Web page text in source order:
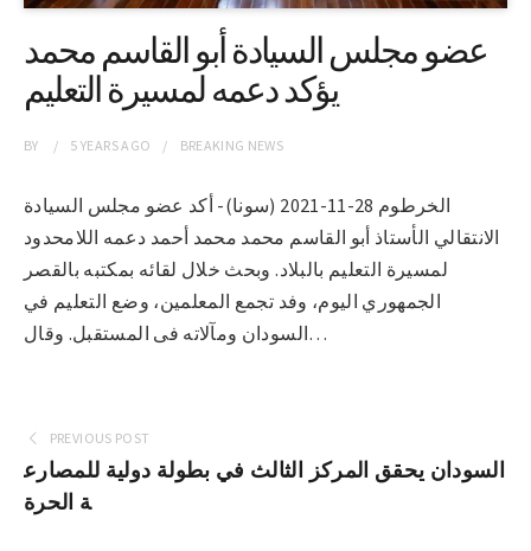
عضو مجلس السيادة أبو القاسم محمد
يؤكد دعمه لمسيرة التعليم
BY 5 YEARSAGO BREAKING NEWS
الخرطوم 28-11-2021 (سونا)- أكد عضو مجلس السيادة
الانتقالي الأستاذ أبو القاسم محمد محمد أحمد دعمه اللامحدود
لمسيرة التعليم بالبلاد. وبحث خلال لقائه بمكتبه بالقصر
الجمهوري اليوم، وفد تجمع المعلمين، وضع التعليم في
السودان ومآلاته فى المستقبل. وقال…
PREVIOUS POST
السودان يحقق المركز الثالث في بطولة دولية للمصارع
ة الحرة